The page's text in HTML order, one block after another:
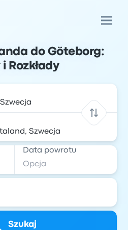
do Göteborg:
i Rozkłady
Data powrotu
Szukaj